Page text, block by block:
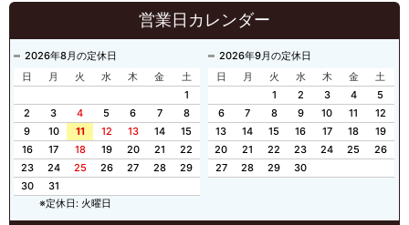
営業日カレンダー
2026年8月の定休日
日
月 火 水 木 金
土
1
2
3 4 5 6 7
8
9
10 11 12 13 14
15
16
17 18 19 20 21
22
23
24 25 26 27 28
29
30
31
2026年9月の定休日
日
月 火 水 木 金
土
1
2 3 4
5
6
7 8 9 10 11
12
13
14 15 16 17 18
19
20
21 22 23 24 25
26
27
28 29 30
※定休日: 火曜日